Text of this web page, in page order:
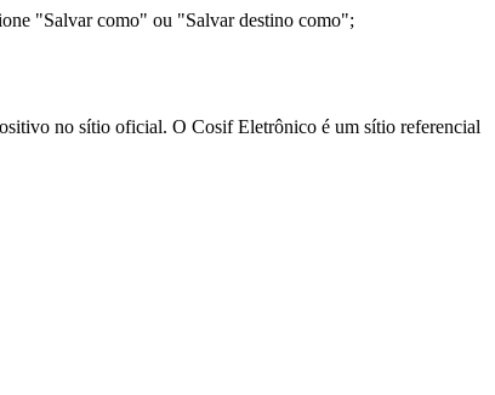
"Salvar como" ou "Salvar destino como";
no sítio oficial. O Cosif Eletrônico é um sítio referencial